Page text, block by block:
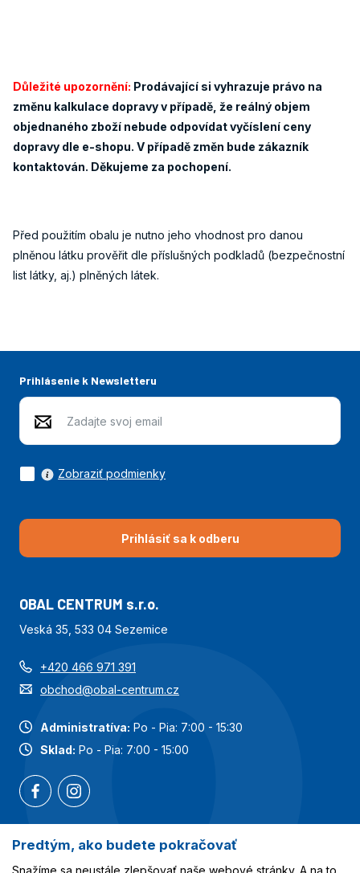
Důležité upozornění: Prodávající si vyhrazuje právo na
změnu kalkulace dopravy v případě, že reálný objem
objednaného zboží nebude odpovídat vyčíslení ceny
dopravy dle e-shopu. V případě změn bude zákazník
kontaktován. Děkujeme za pochopení.
Před použitím obalu je nutno jeho vhodnost pro danou
plněnou látku prověřit dle příslušných podkladů (bezpečnostní
list látky, aj.) plněných látek.
Prihlásenie k Newsletteru
Prihlásiť sa k odberu
Zobraziť podmienky
OBAL CENTRUM s.r.o.
Veská 35, 533 04 Sezemice
+420 466 971 391
obchod@obal-centrum.cz
Administratíva: Po - Pia: 7:00 - 15:30
Sklad: Po - Pia: 7:00 - 15:00
Najobľúbenejšie kategórie
Predtým, ako budete pokračovať
Snažíme sa neustále zlepšovať naše webové stránky. A na to